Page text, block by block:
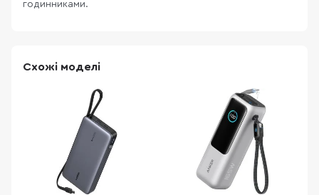
годинниками.
Схожі моделі